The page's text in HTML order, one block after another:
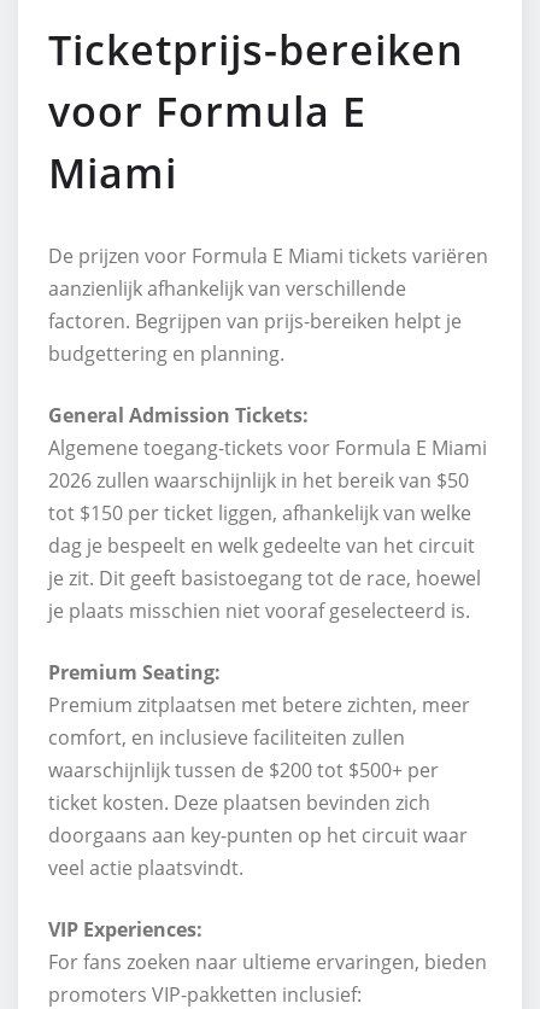
Ticketprijs-bereiken
voor Formula E
Miami
De prijzen voor Formula E Miami tickets variëren
aanzienlijk afhankelijk van verschillende
factoren. Begrijpen van prijs-bereiken helpt je
budgettering en planning.
General Admission Tickets:
Algemene toegang-tickets voor Formula E Miami
2026 zullen waarschijnlijk in het bereik van $50
tot $150 per ticket liggen, afhankelijk van welke
dag je bespeelt en welk gedeelte van het circuit
je zit. Dit geeft basistoegang tot de race, hoewel
je plaats misschien niet vooraf geselecteerd is.
Premium Seating:
Premium zitplaatsen met betere zichten, meer
comfort, en inclusieve faciliteiten zullen
waarschijnlijk tussen de $200 tot $500+ per
ticket kosten. Deze plaatsen bevinden zich
doorgaans aan key-punten op het circuit waar
veel actie plaatsvindt.
VIP Experiences:
For fans zoeken naar ultieme ervaringen, bieden
promoters VIP-pakketten inclusief: